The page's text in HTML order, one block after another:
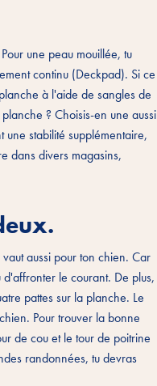
une peau mouillée, tu
continu (Deckpad). Si ce
à l'aide de sangles de
? Choisis-en une aussi
une stabilité supplémentaire,
dans divers magasins,
aussi pour ton chien. Car
le courant. De plus,
pattes sur la planche. Le
Pour trouver la bonne
de cou et le tour de poitrine
randonnées, tu devras